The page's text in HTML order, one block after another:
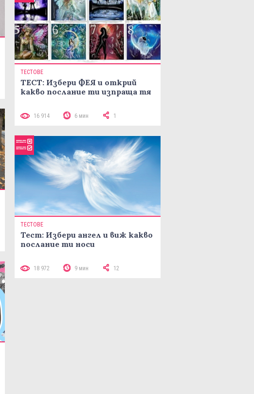
ТЕСТОВЕ
ТЕСТ: Избери ФЕЯ и открий
какво послание ти изпраща тя
16 914 6 мин 1
ТЕСТОВЕ
Тест: Избери ангел и виж какво
послание ти носи
18 972 9 мин 12